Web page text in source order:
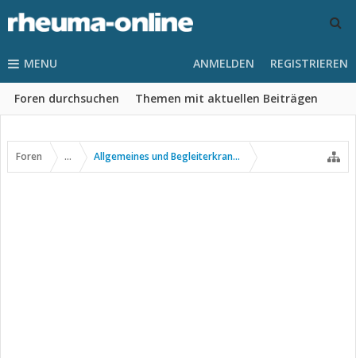
MENU
Foren durchsuchen Themen mit aktuellen Beiträgen
ANMELDEN REGISTRIEREN
Foren ... Allgemeines und Begleiterkrankungen